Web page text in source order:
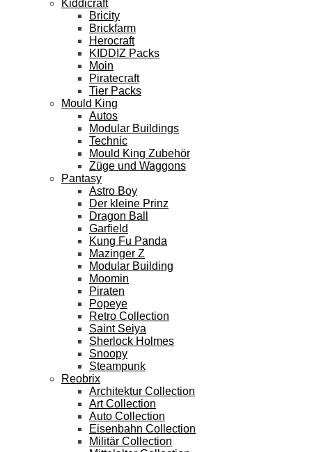
Kiddicraft
Bricity
Brickfarm
Herocraft
KIDDIZ Packs
Moin
Piratecraft
Tier Packs
Mould King
Autos
Modular Buildings
Technic
Mould King Zubehör
Züge und Waggons
Pantasy
Astro Boy
Der kleine Prinz
Dragon Ball
Garfield
Kung Fu Panda
Mazinger Z
Modular Building
Moomin
Piraten
Popeye
Retro Collection
Saint Seiya
Sherlock Holmes
Snoopy
Steampunk
Reobrix
Architektur Collection
Art Collection
Auto Collection
Eisenbahn Collection
Militär Collection